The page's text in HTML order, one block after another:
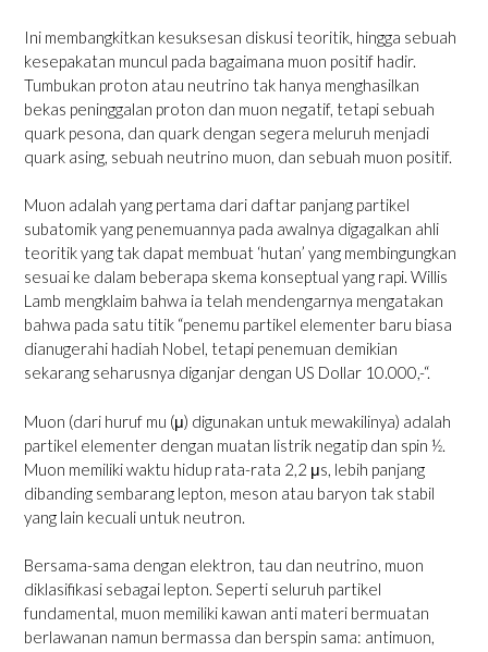
Ini membangkitkan kesuksesan diskusi teoritik, hingga sebuah
kesepakatan muncul pada bagaimana muon positif hadir.
Tumbukan proton atau neutrino tak hanya menghasilkan
bekas peninggalan proton dan muon negatif, tetapi sebuah
quark pesona, dan quark dengan segera meluruh menjadi
quark asing, sebuah neutrino muon, dan sebuah muon positif.
Muon adalah yang pertama dari daftar panjang partikel
subatomik yang penemuannya pada awalnya digagalkan ahli
teoritik yang tak dapat membuat ‘hutan’ yang membingungkan
sesuai ke dalam beberapa skema konseptual yang rapi. Willis
Lamb mengklaim bahwa ia telah mendengarnya mengatakan
bahwa pada satu titik “penemu partikel elementer baru biasa
dianugerahi hadiah Nobel, tetapi penemuan demikian
sekarang seharusnya diganjar dengan US Dollar 10.000,-“.
Muon (dari huruf mu (μ) digunakan untuk mewakilinya) adalah
partikel elementer dengan muatan listrik negatip dan spin ½.
Muon memiliki waktu hidup rata-rata 2,2 μs, lebih panjang
dibanding sembarang lepton, meson atau baryon tak stabil
yang lain kecuali untuk neutron.
Bersama-sama dengan elektron, tau dan neutrino, muon
diklasifikasi sebagai lepton. Seperti seluruh partikel
fundamental, muon memiliki kawan anti materi bermuatan
berlawanan namun bermassa dan berspin sama: antimuon,